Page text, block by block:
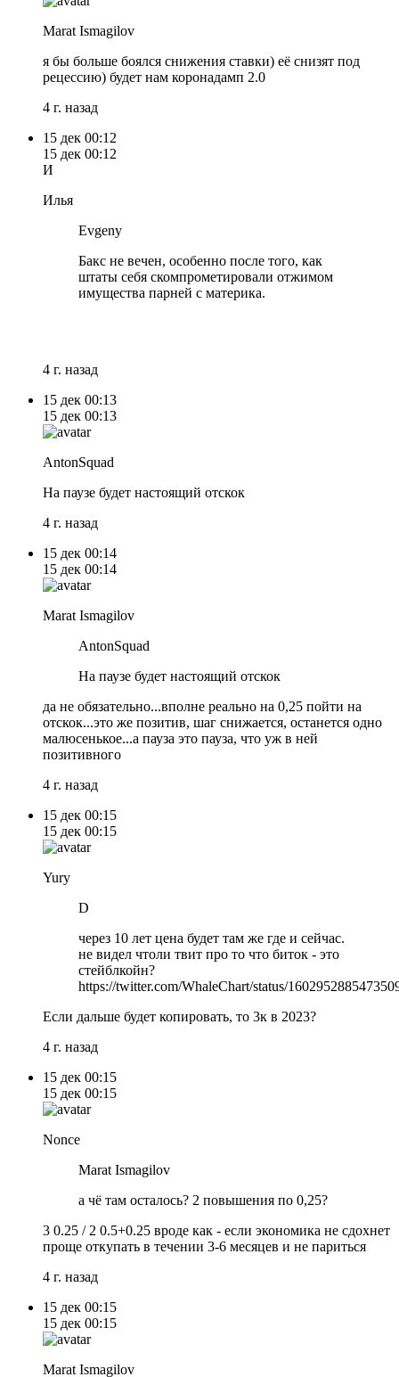
Marat Ismagilov
я бы больше боялся снижения ставки) её снизят под
рецессию) будет нам коронадамп 2.0
4 г. назад
15 дек 00:12
15 дек 00:12
И
Илья
Evgeny
Бакс не вечен, особенно после того, как
штаты себя скомпрометировали отжимом
имущества парней с материка.
4 г. назад
15 дек 00:13
15 дек 00:13
AntonSquad
На паузе будет настоящий отскок
4 г. назад
15 дек 00:14
15 дек 00:14
Marat Ismagilov
AntonSquad
На паузе будет настоящий отскок
да не обязательно...вполне реально на 0,25 пойти на
отскок...это же позитив, шаг снижается, останется одно
малюсенькое...а пауза это пауза, что уж в ней
позитивного
4 г. назад
15 дек 00:15
15 дек 00:15
Yury
D
через 10 лет цена будет там же где и сейчас.
не видел чтоли твит про то что биток - это
стейблкойн?
https://twitter.com/WhaleChart/status/
Если дальше будет копировать, то 3к в 2023?
4 г. назад
15 дек 00:15
15 дек 00:15
Nonce
Marat Ismagilov
а чё там осталось? 2 повышения по 0,25?
3 0.25 / 2 0.5+0.25 вроде как - если экономика не сдохнет
проще откупать в течении 3-6 месяцев и не париться
4 г. назад
15 дек 00:15
15 дек 00:15
Marat Ismagilov